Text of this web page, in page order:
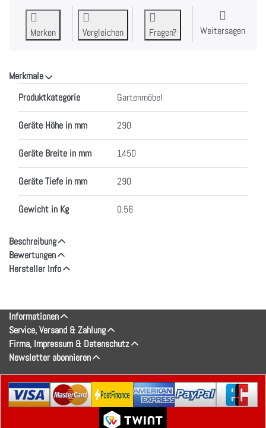
Merken Vergleichen Fragen? Weitersagen
Merkmale
Produktkategorie Gartenmöbel
Geräte Höhe in mm 290
Geräte Breite in mm 1450
Geräte Tiefe in mm 290
Gewicht in Kg 0.56
Beschreibung
Bewertungen
Hersteller Info
Informationen
Service, Versand & Zahlung
Firma, Impressum & Datenschutz
Newsletter abonnieren